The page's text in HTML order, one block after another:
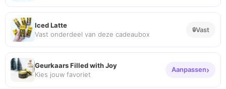
Iced Latte
Vast onderdeel van deze cadeaubox
Vast
Geurkaars Filled with Joy
Kies jouw favoriet
Aanpassen